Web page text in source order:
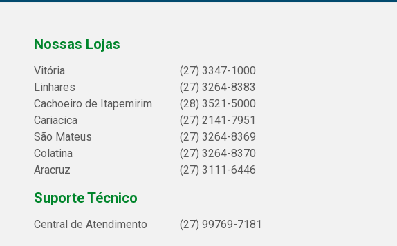
Nossas Lojas
Vitória
(27) 3347-1000
Linhares
(27) 3264-8383
Cachoeiro de Itapemirim
(28) 3521-5000
Cariacica
(27) 2141-7951
São Mateus
(27) 3264-8369
Colatina
(27) 3264-8370
Aracruz
(27) 3111-6446
Suporte Técnico
Central de Atendimento (27) 99769-7181